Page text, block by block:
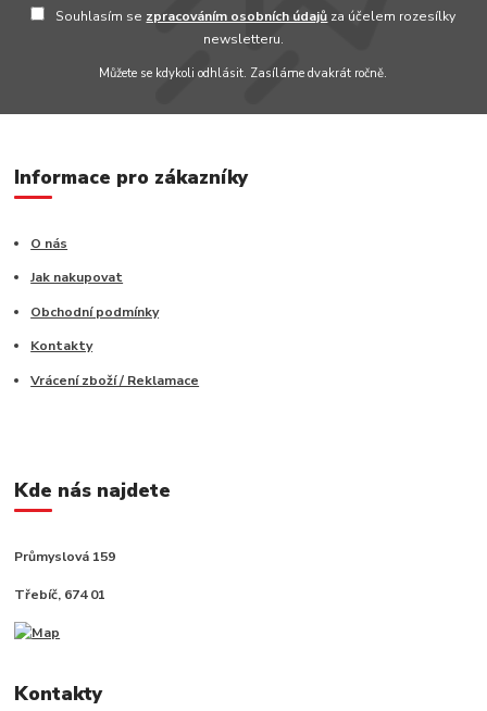
Souhlasím se zpracováním osobních údajů za účelem rozesílky
newsletteru.
Můžete se kdykoli odhlásit. Zasíláme dvakrát ročně.
Informace pro zákazníky
O nás
Jak nakupovat
Obchodní podmínky
Kontakty
Vrácení zboží / Reklamace
Kde nás najdete
Průmyslová 159
Třebíč, 674 01
Kontakty